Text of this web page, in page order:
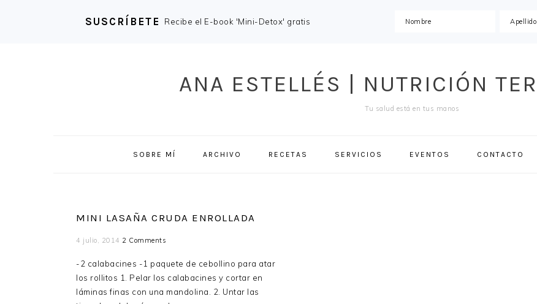
SUSCRÍBETE Recibe el E-book 'Mini-Detox' gratis
ANA ESTELLÉS | NUTRICIÓN
Tu salud está en tus manos
SOBRE MÍ ARCHIVO RECETAS SERVICIOS EVENTOS CONTACTO
MINI LASAÑA CRUDA ENROLLADA
4 julio, 2014 2 Comments
-2 calabacines -1 paquete de cebollino para atar
los rollitos 1. Pelar los calabacines y cortar en
láminas finas con una mandolina. 2. Untar las